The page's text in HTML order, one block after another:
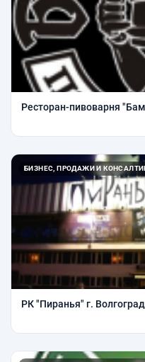
Ресторан-пивоварня
БИЗНЕС, ПРОДАЖИ И
РК "Пиранья" г. Волгоград